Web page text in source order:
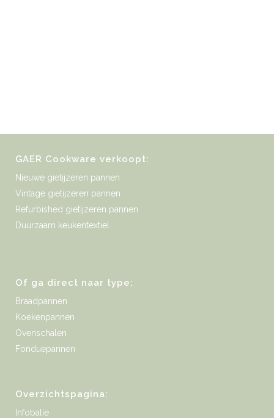
GAER Cookware verkoopt:
Nieuwe gietijzeren pannen
Vintage gietijzeren pannen
Refurbished gietijzeren pannen
Duurzaam keukentextiel
Of ga direct naar type:
Braadpannen
Koekenpannen
Ovenschalen
Fonduepannen
Overzichtspagina:
Infobalie